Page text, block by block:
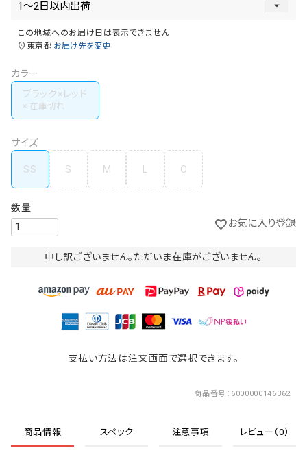
この地域へのお届け日は表示できません
東京都 お届け先を変更
カラー
ブラック×レッド
サイズ
SS S M O
お気に入り登録
申し訳ございません。ただいま在庫がございません。
支払い方法は注文画面で選択できます。
商品番号 6000000146362
商品情報 スペック 注意事項 レビュー（0）